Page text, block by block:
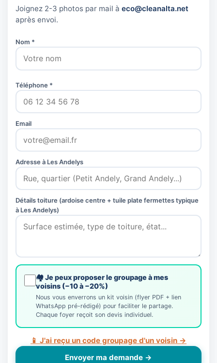
Joignez 2-3 photos par mail à eco@cleanalta.net
après envoi.
Nom *
Téléphone *
Email
Adresse à Les Andelys
Détails toiture (ardoise centre + tuile plate fermettes typique
à Les Andelys)
🏘️ Je peux proposer le groupage à mes
voisins (−10 à −20%)
Nous vous enverrons un kit voisin (flyer PDF + lien
WhatsApp pré-rédigé) pour faciliter le partage.
Chaque foyer reçoit son devis individuel.
📱 J'ai reçu un code groupage d'un voisin →
Envoyer ma demande →